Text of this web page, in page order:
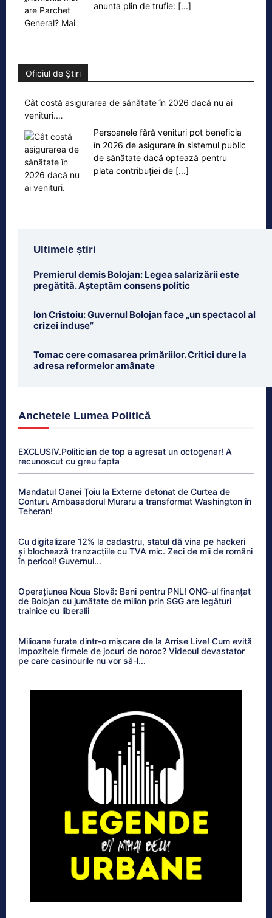
anunta plin de trufie: [...]
Oficiul de Știri
Cât costă asigurarea de sănătate în 2026 dacă nu ai
venituri.…
Persoanele fără venituri pot beneficia
în 2026 de asigurare în sistemul public
de sănătate dacă optează pentru
plata contribuției de [...]
Ultimele știri
Premierul demis Bolojan: Legea salarizării este
pregătită. Așteptăm consens politic
Ion Cristoiu: Guvernul Bolojan face „un spectacol al
crizei induse”
Tomac cere comasarea primăriilor. Critici dure la
adresa reformelor amânate
Anchetele Lumea Politică
EXCLUSIV.Politician de top a agresat un octogenar! A
recunoscut cu greu fapta
Mandatul Oanei Țoiu la Externe detonat de Curtea de
Conturi. Ambasadorul Muraru a transformat Washington în
Teheran!
Cu digitalizare 12% la cadastru, statul dă vina pe hackeri
și blochează tranzacțiile cu TVA mic. Zeci de mii de români
în pericol! Guvernul...
Operațiunea Noua Slovă: Bani pentru PNL! ONG-ul finanțat
de Bolojan cu jumătate de milion prin SGG are legături
trainice cu liberalii
Milioane furate dintr-o mișcare de la Arrise Live! Cum evită
impozitele firmele de jocuri de noroc? Videoul devastator
pe care casinourile nu vor să-l...